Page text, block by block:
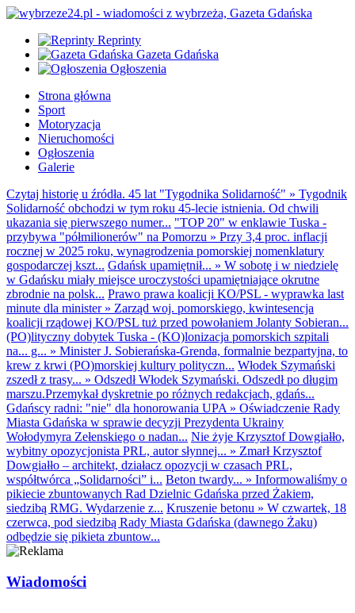
Reprinty
Gazeta Gdańska
Ogłoszenia
Strona główna
Sport
Motoryzacja
Nieruchomości
Ogłoszenia
Galerie
Czytaj historię u źródła. 45 lat "Tygodnika Solidarność" » Tygodnik
Solidarność obchodzi w tym roku 45-lecie istnienia. Od chwili
ukazania się pierwszego numer... "TOP 20" w enklawie Tuska -
przybywa "półmilionerów" na Pomorzu » Przy 3,4 proc. inflacji
rocznej w 2025 roku, wynagrodzenia pomorskiej nomenklatury
gospodarczej kszt... Gdańsk upamiętnił... » W sobotę i w niedzielę
w Gdańsku miały miejsce uroczystości upamiętniające okrutne
zbrodnie na polsk... Prawo prawa koalicji KO/PSL - wyprawka last
minute dla minister» Zarząd woj. pomorskiego, kwintesencja
koalicji rządowej KO/PSL tuż przed powołaniem Jolanty Sobieran...
(PO)lityczny dobytek Tuska - (KO)lonizacja pomorskich szpitali
na... g... » Minister J. Sobierańska-Grenda, formalnie bezpartyjna, to
krew z krwi (PO)morskiej kultury polityczn... Włodek Szymański
zszedł z trasy... » Odszedł Włodek Szymański. Odszedł po długim
marszu.Przemykał dyskretnie po różnych redakcjach, gdańs...
Gdańscy radni: "nie" dla honorowania UPA » Oświadczenie Rady
Miasta Gdańska w sprawie decyzji Prezydenta Ukrainy
Wołodymyra Zełenskiego o nadan... Nie żyje Krzysztof Dowgiałło,
wybitny opozycjonista PRL, autor słynnej... » Zmarł Krzysztof
Dowgiałło – architekt, działacz opozycji w czasach PRL,
współtwórca „Solidarności” i... Beton twardy... » Informowaliśmy o
pikiecie zbuntowanych Rad Dzielnic Gdańska przed Żakiem,
siedzibą RMG. Wydarzenie z... Kruszenie betonu » W czwartek, 18
czerwca, pod siedzibą Rady Miasta Gdańska (dawnego Żaku)
odbędzie się pikieta zbuntow...
Wiadomości